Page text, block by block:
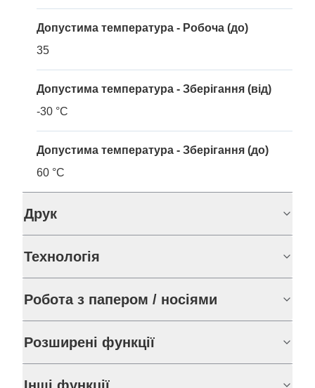
Допустима температура - Робоча (до)
35
Допустима температура - Зберігання (від)
-30 °C
Допустима температура - Зберігання (до)
60 °C
Друк
Технологія
Робота з папером / носіями
Розширені функції